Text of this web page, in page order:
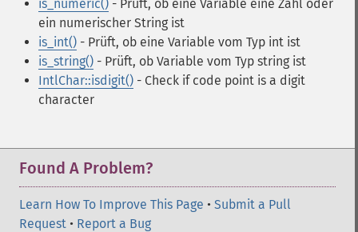
is_numeric() - Prüft, ob eine Variable eine Zahl oder
ein numerischer String ist
is_int() - Prüft, ob eine Variable vom Typ int ist
is_string() - Prüft, ob Variable vom Typ string ist
IntlChar::isdigit() - Check if code point is a digit
character
Found A Problem?
Learn How To Improve This Page • Submit a Pull
Request • Report a Bug